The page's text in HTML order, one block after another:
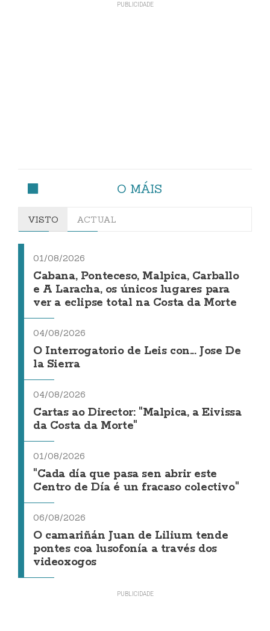
O MÁIS
VISTO ACTUAL
01/08/2026
Cabana, Ponteceso, Malpica, Carballo
e A Laracha, os únicos lugares para
ver a eclipse total na Costa da Morte
04/08/2026
O Interrogatorio de Leis con... Jose De
la Sierra
04/08/2026
Cartas ao Director: "Malpica, a Eivissa
da Costa da Morte"
01/08/2026
"Cada día que pasa sen abrir este
Centro de Día é un fracaso colectivo"
06/08/2026
O camariñán Juan de Lilium tende
pontes coa lusofonía a través dos
videoxogos